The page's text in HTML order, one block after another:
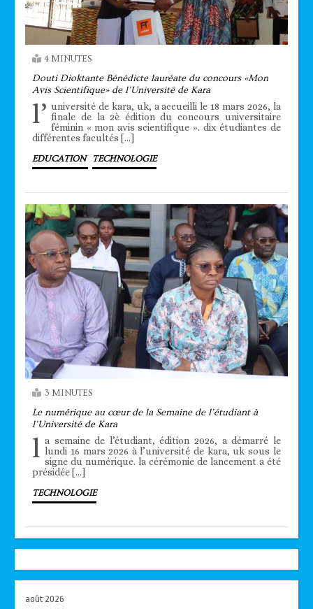
4 MINUTES
Douti Dioktante Bénédicte lauréate du concours «Mon
Avis Scientifique» de l’Université de Kara
l’ université de kara, uk, a accueilli le 18 mars 2026, la
finale de la 2è édition du concours universitaire
féminin « mon avis scientifique ». dix étudiantes de
différentes facultés […]
EDUCATION TECHNOLOGIE
3 MINUTES
Le numérique au cœur de la Semaine de l’étudiant à
l’Université de Kara
l a semaine de l’étudiant, édition 2026, a démarré le
lundi 16 mars 2026 à l’université de kara, uk sous le
signe du numérique. la cérémonie de lancement a été
présidée […]
TECHNOLOGIE
août 2026